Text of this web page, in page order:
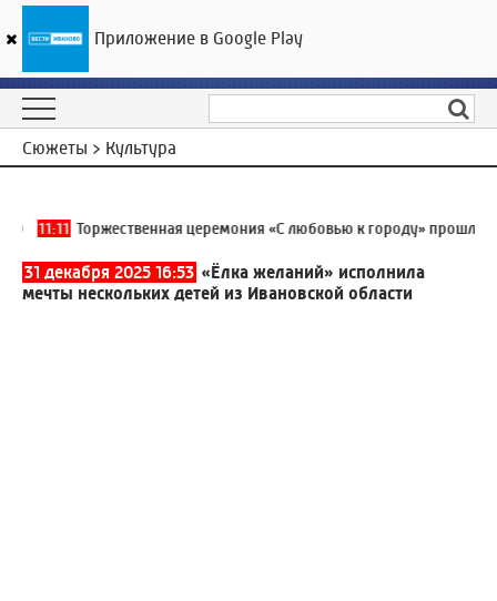
ГТРК «Ивтелерадио»
Сюжеты > Культура
11:11 Торжественная церемония «С любовью к городу» прошла в
31 декабря 2025 16:53 «Ёлка желаний» исполнила
мечты нескольких детей из Ивановской области
Приложение в Google Play